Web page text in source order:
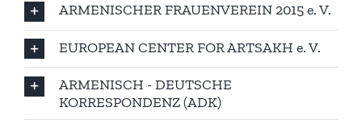
ARMENISCHER FRAUENVEREIN 2015 e. V.
EUROPEAN CENTER FOR ARTSAKH e. V.
ARMENISCH - DEUTSCHE
KORRESPONDENZ (ADK)